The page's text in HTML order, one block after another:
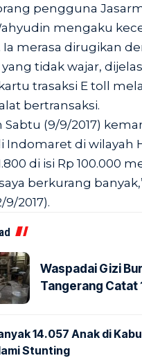
pengguna
mengaku
merasa dirugikan
tidak wajar,
trasaksi E toll
bertransaksi.
Sabtu (9/9/2017)
Indomaret di wilayah
di isi Rp 100.000
berkurang
9/2017).
Waspadai Gizi
Tangerang Catat
14.057 Anak di
Stunting